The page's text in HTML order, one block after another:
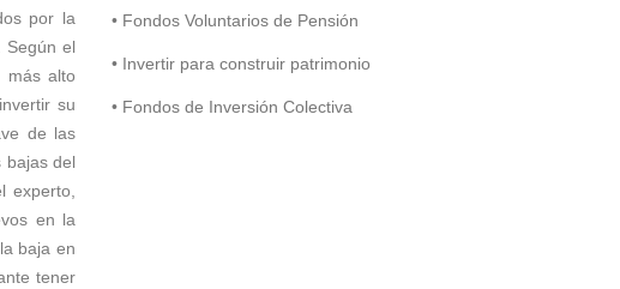
por la
Según el
más alto
su
de las
bajas del
experto,
en la
baja en
tener
• Fondos Voluntarios de Pensión
• Invertir para construir patrimonio
• Fondos de Inversión Colectiva